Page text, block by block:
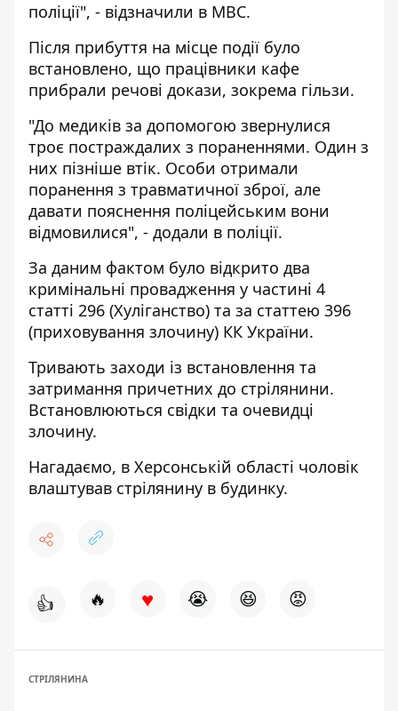
поліції", - відзначили в МВС.
Після прибуття на місце події було
встановлено, що працівники кафе
прибрали речові докази, зокрема гільзи.
"До медиків за допомогою звернулися
троє постраждалих з пораненнями. Один з
них пізніше втік. Особи отримали
поранення з травматичної зброї, але
давати пояснення поліцейським вони
відмовилися", - додали в поліції.
За даним фактом було відкрито два
кримінальні провадження у частині 4
статті 296 (Хуліганство) та за статтею 396
(приховування злочину) КК України.
Тривають заходи із встановлення та
затримання причетних до стрілянини.
Встановлюються свідки та очевидці
злочину.
Нагадаємо, в Херсонській області чоловік
влаштував стрілянину в будинку.
👍 🔥 ♥ 😭 😆 😡
СТРІЛЯНИНА